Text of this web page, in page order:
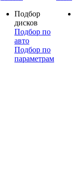
Подбор
дисков
Подбор по
авто
Подбор по
параметрам